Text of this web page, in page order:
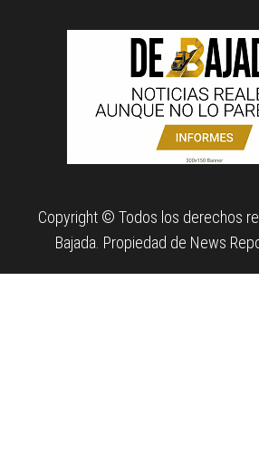
Copyright © Todos los derechos
Bajada. Propiedad de News